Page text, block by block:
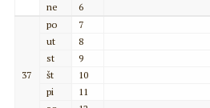
ne
6
37
po
7
ut
8
st
9
št
10
pi
11